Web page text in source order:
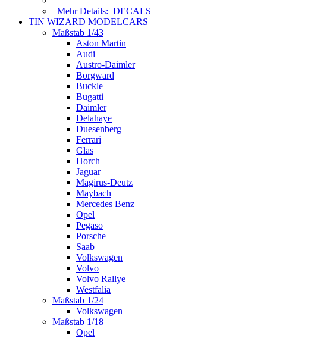
Mehr Details: DECALS
TIN WIZARD MODELCARS
Maßstab 1/43
Aston Martin
Audi
Austro-Daimler
Borgward
Buckle
Bugatti
Daimler
Delahaye
Duesenberg
Ferrari
Glas
Horch
Jaguar
Magirus-Deutz
Maybach
Mercedes Benz
Opel
Pegaso
Porsche
Saab
Volkswagen
Volvo
Volvo Rallye
Westfalia
Maßstab 1/24
Volkswagen
Maßstab 1/18
Opel